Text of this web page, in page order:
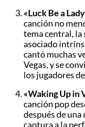
«Luck Be a
canción no
tema central, la
asociado
cantó muchas
Vegas, y se
los jugadores
«Waking Up in
canción pop
después de una